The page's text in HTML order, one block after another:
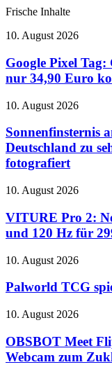
Frische Inhalte
Google
Tag:
Googles
AirTag-
soll
34,90
Euro
kosten
10. August 2026
Google Pixel
nur 34,90 Euro
Sonnenfinsternis
12.
August
2026:
Wann
in
zu
sehen
und
ihr
sie
fotografiert
10. August 2026
Sonnenfinsternis
Deutschland zu
fotografiert
VITURE
2:
Neue
XR-
bringt
Nits
120
für
299
10. August 2026
VITURE Pro 2:
und 120 Hz für
Palworld
spielen:
Regeln
einfach
erklärt
10. August 2026
Palworld TCG
OBSBOT
Flip:
Eine
verdammt
10. August 2026
OBSBOT Meet
Webcam zum